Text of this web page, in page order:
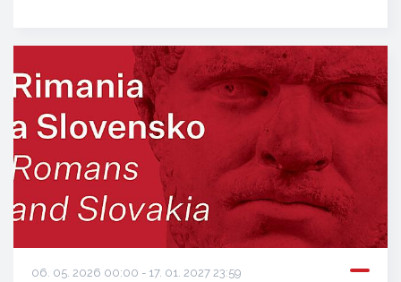
06. 05. 2026 00:00 - 17. 01. 2027 23:59